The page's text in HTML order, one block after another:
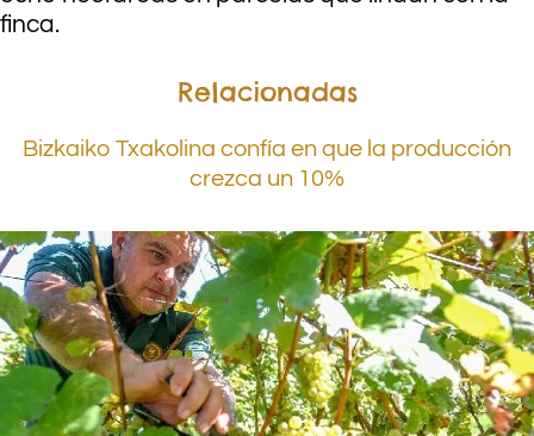
finca.
Relacionadas
Bizkaiko Txakolina confía en que la producción
crezca un 10%